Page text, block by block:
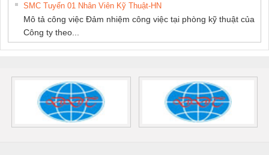
SMC Tuyển 01 Nhân Viên Kỹ Thuật-HN
Mô tả công việc Đảm nhiệm công việc tại phòng kỹ thuật của
Công ty theo...